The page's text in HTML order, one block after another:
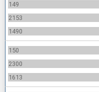
149
2153
1490
150
2300
1613